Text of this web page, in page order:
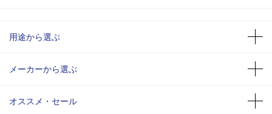
用途から選ぶ
メーカーから選ぶ
オススメ・セール